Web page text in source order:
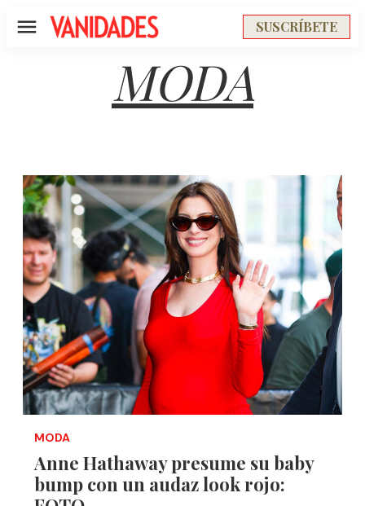
Menú SUSCRÍBETE
MODA
MODA
Anne Hathaway presume su baby
bump con un audaz look rojo: